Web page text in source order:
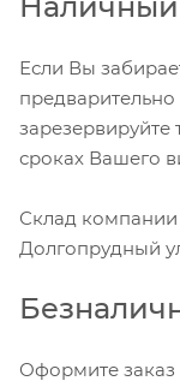
Если Вы
зарезервируйте
сроках Вашего
Склад компании
Долгопрудный
Оформите заказ